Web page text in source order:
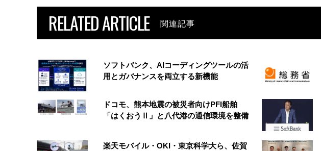
RELATED ARTICLE 関連記事
ソフトバンク、AIコーディングツールの活
用とガバナンスを両立する新機能
ドコモ、熊本地震の被災者向けPFI船舶
「はくおうⅡ」と八代港の通信環境を整備
楽天モバイル・OKI・東京科学大ら、佐賀